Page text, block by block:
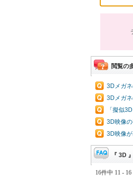
閲覧の
3Dメガネ
3Dメガ
「擬似
3D映像
3D映像が
『 3D
16件中 11 -